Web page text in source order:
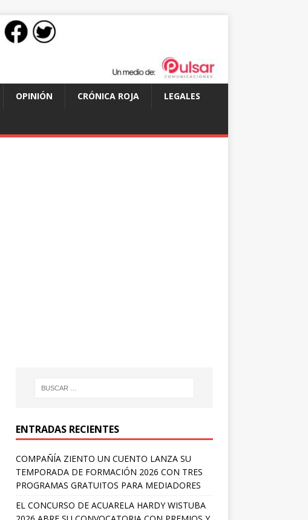
OPINIÓN CRÓNICA ROJA LEGALES
ENTRADAS RECIENTES
COMPAÑÍA ZIENTO UN CUENTO LANZA SU
TEMPORADA DE FORMACIÓN 2026 CON TRES
PROGRAMAS GRATUITOS PARA MEDIADORES
EL CONCURSO DE ACUARELA HARDY WISTUBA